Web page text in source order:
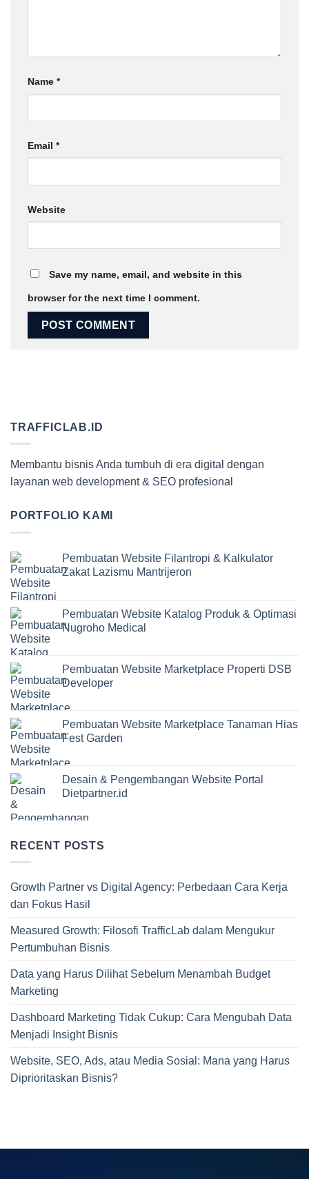
Name *
Email *
Website
Save my name, email, and website in this
browser for the next time I comment.
TRAFFICLAB.ID
Membantu bisnis Anda tumbuh di era digital dengan
layanan web development & SEO profesional
PORTFOLIO KAMI
Pembuatan Website Filantropi & Kalkulator
Zakat Lazismu Mantrijeron
Pembuatan Website Katalog Produk & Optimasi
Nugroho Medical
Pembuatan Website Marketplace Properti DSB
Developer
Pembuatan Website Marketplace Tanaman Hias
Fest Garden
Desain & Pengembangan Website Portal
Dietpartner.id
RECENT POSTS
Growth Partner vs Digital Agency: Perbedaan Cara Kerja
dan Fokus Hasil
Measured Growth: Filosofi TrafficLab dalam Mengukur
Pertumbuhan Bisnis
Data yang Harus Dilihat Sebelum Menambah Budget
Marketing
Dashboard Marketing Tidak Cukup: Cara Mengubah Data
Menjadi Insight Bisnis
Website, SEO, Ads, atau Media Sosial: Mana yang Harus
Diprioritaskan Bisnis?